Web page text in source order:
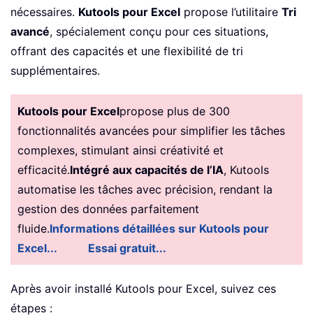
nécessaires. Kutools pour Excel propose l’utilitaire Tri
avancé, spécialement conçu pour ces situations,
offrant des capacités et une flexibilité de tri
supplémentaires.
Kutools pour Excelpropose plus de 300
fonctionnalités avancées pour simplifier les tâches
complexes, stimulant ainsi créativité et
efficacité.Intégré aux capacités de l’IA, Kutools
automatise les tâches avec précision, rendant la
gestion des données parfaitement
fluide.Informations détaillées sur Kutools pour
Excel...
Essai gratuit...
Après avoir installé Kutools pour Excel, suivez ces
étapes :